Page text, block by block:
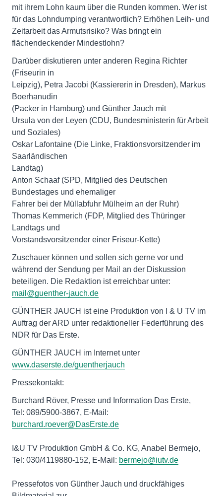
mit ihrem Lohn kaum über die Runden kommen. Wer ist
für das Lohndumping verantwortlich? Erhöhen Leih- und
Zeitarbeit das Armutsrisiko? Was bringt ein
flächendeckender Mindestlohn?
Darüber diskutieren unter anderen Regina Richter
(Friseurin in
Leipzig), Petra Jacobi (Kassiererin in Dresden), Markus
Boerhanudin
(Packer in Hamburg) und Günther Jauch mit
Ursula von der Leyen (CDU, Bundesministerin für Arbeit
und Soziales)
Oskar Lafontaine (Die Linke, Fraktionsvorsitzender im
Saarländischen
Landtag)
Anton Schaaf (SPD, Mitglied des Deutschen
Bundestages und ehemaliger
Fahrer bei der Müllabfuhr Mülheim an der Ruhr)
Thomas Kemmerich (FDP, Mitglied des Thüringer
Landtags und
Vorstandsvorsitzender einer Friseur-Kette)
Zuschauer können und sollen sich gerne vor und
während der Sendung per Mail an der Diskussion
beteiligen. Die Redaktion ist erreichbar unter:
mail@guenther-jauch.de
GÜNTHER JAUCH ist eine Produktion von I & U TV im
Auftrag der ARD unter redaktioneller Federführung des
NDR für Das Erste.
GÜNTHER JAUCH im Internet unter
www.daserste.de/guentherjauch
Pressekontakt:
Burchard Röver, Presse und Information Das Erste,
Tel: 089/5900-3867, E-Mail:
burchard.roever@DasErste.de
I&U TV Produktion GmbH & Co. KG, Anabel Bermejo,
Tel: 030/4119880-152, E-Mail: bermejo@iutv.de
Pressefotos von Günther Jauch und druckfähiges